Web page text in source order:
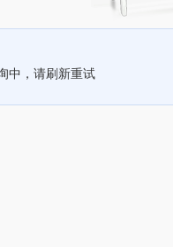
中，请刷新重试